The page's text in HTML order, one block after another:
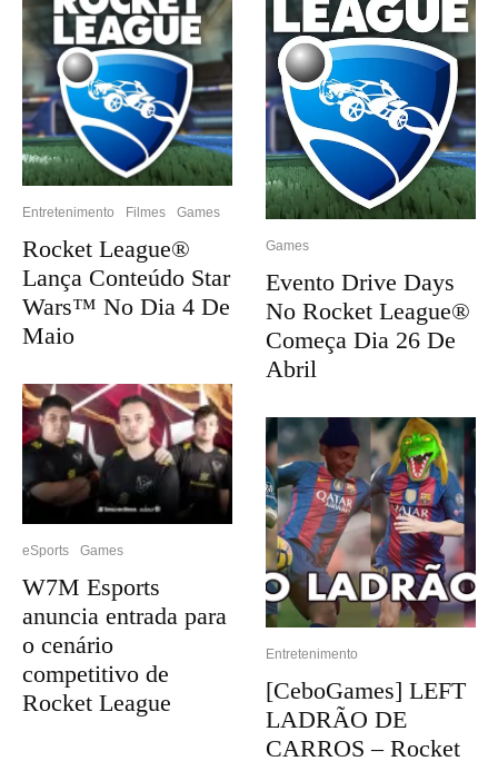
Entretenimento Filmes Games
Rocket League®
Lança Conteúdo Star
Wars™ No Dia 4 De
Maio
eSports Games
W7M Esports
anuncia entrada para
o cenário
competitivo de
Rocket League
Games
Evento Drive Days
No Rocket League®
Começa Dia 26 De
Abril
Entretenimento
[CeboGames] LEFT
LADRÃO DE
CARROS – Rocket